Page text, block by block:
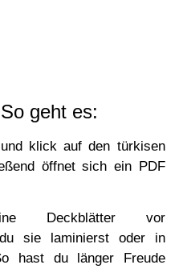
geht es:
klick auf den türkisen
öffnet sich ein PDF
Deckblätter vor
du sie laminierst oder in
hast du länger Freude